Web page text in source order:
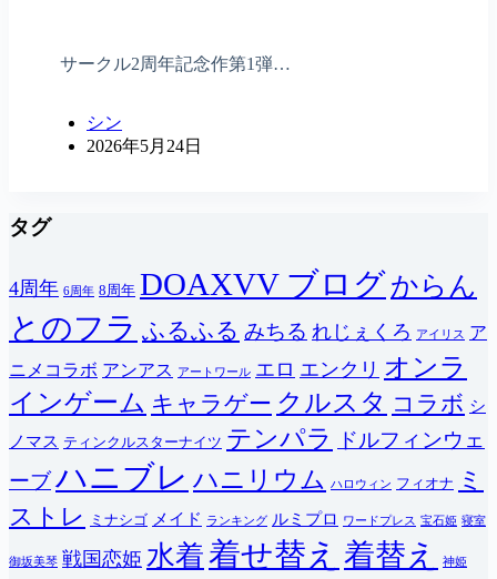
サークル2周年記念作第1弾…
シン
2026年5月24日
タグ
4周年 6周年 8周年 DOAXVV ブログからん
とのフラ ふるふる みちる れじぇくろ アイリス
ア
ニメコラボ アンアス アートワール エロ エンクリ オンラ
インゲーム キャラゲー クルスタ コラボ シ
ノマス ティンクルスターナイツ テンパラ
ドルフィンウェ
ーブハニブレ ハニリウム ハロウィン フィオナ
ミ
ストレ
ミナシゴ メイド ランキング ルミプロ ワードプレス 宝石姫 寝室
御坂美琴 戦国恋姫 水着着せ替え 着替え 神姫